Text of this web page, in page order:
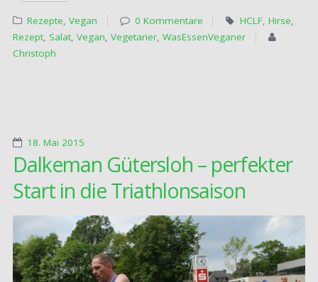
Rezepte,Vegan 0 Kommentare HCLF, Hirse,
Rezept, Salat, Vegan, Vegetarier, WasEssenVeganer
Christoph
18. Mai 2015
Dalkeman Gütersloh – perfekter
Start in die Triathlonsaison